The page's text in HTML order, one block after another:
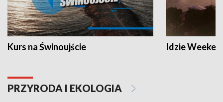
Kurs na Świnoujście Idzie
PRZYRODA I EKOLOGIA